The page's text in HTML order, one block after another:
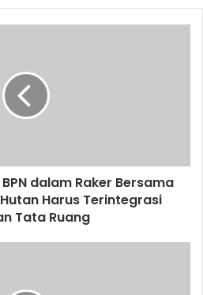
dalam Raker Bersama
Hutan Harus Terintegrasi
Tata Ruang